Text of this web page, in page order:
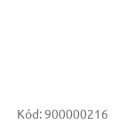
Kód:900000216